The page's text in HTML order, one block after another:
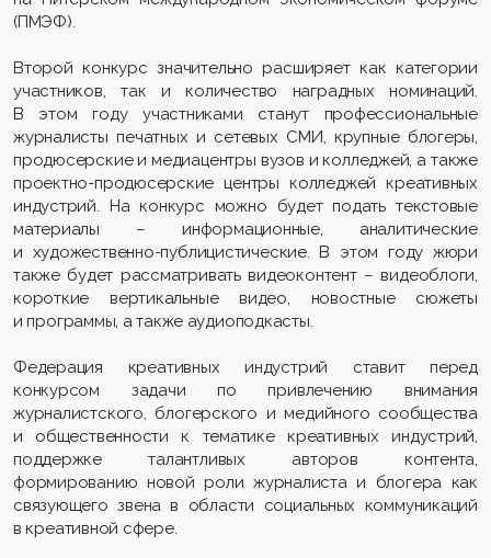
(ПМЭФ).
Второй конкурс значительно расширяет как категории
участников, так и количество наградных номинаций.
В этом году участниками станут профессиональные
журналисты печатных и сетевых СМИ, крупные блогеры,
продюсерские и медиацентры вузов и колледжей, а также
проектно-продюсерские центры колледжей креативных
индустрий. На конкурс можно будет подать текстовые
материалы – информационные, аналитические
и художественно-публицистические. В этом году жюри
также будет рассматривать видеоконтент – видеоблоги,
короткие вертикальные видео, новостные сюжеты
и программы, а также аудиоподкасты.
Федерация креативных индустрий ставит перед
конкурсом задачи по привлечению внимания
журналистского, блогерского и медийного сообщества
и общественности к тематике креативных индустрий,
поддержке талантливых авторов контента,
формированию новой роли журналиста и блогера как
связующего звена в области социальных коммуникаций
в креативной сфере.